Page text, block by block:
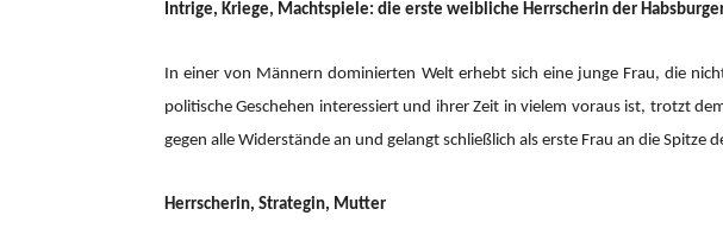
Intrige, Kriege, Machtspiele: die erste weibliche Herrscherin der
In einer von Männern dominierten Welt erhebt sich eine junge Frau, die
politische Geschehen interessiert und ihrer Zeit in vielem voraus ist, trotzt
gegen alle Widerstände an und gelangt schließlich als erste Frau an die
Herrscherin, Strategin, Mutter